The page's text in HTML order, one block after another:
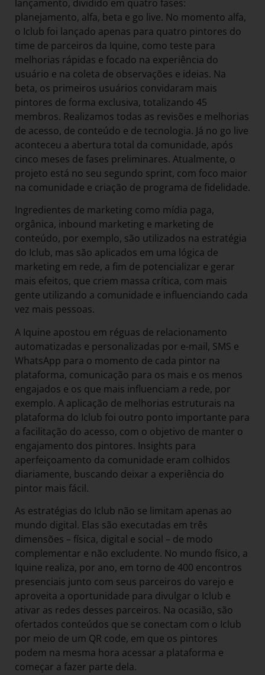
lançamento, dividido em quatro fases:
planejamento, alfa, beta e go live. No momento alfa,
o Iclub foi lançado apenas para quatro pintores do
time de parceiros da Iquine, como teste para
melhorias rápidas e focado na experiência do
usuário e na coleta de observações e ideias. Na
beta, os primeiros usuários convidaram mais
pintores de forma exclusiva, totalizando 45
membros. Realizamos todas as revisões e melhorias
de acesso, de conteúdo e de tecnologia. Já no go live
aconteceu a abertura total da comunidade, após
cinco meses de fases preliminares. Atualmente, o
projeto está no seu segundo sprint, com foco maior
na comunidade e criação de programa de fidelidade.
Ingredientes de marketing como mídia paga,
orgânica, inbound marketing e marketing de
conteúdo, por exemplo, são utilizados na estratégia
do Iclub, mas são aplicados em uma lógica de
marketing em rede, a fim de potencializar e gerar
mais efeitos, que criem massa crítica, com mais
gente utilizando a comunidade e influenciando cada
vez mais pessoas.
A Iquine apostou em réguas de relacionamento
automatizadas e personalizadas por e-mail, SMS e
WhatsApp para o momento de cada pintor na
plataforma, comunicação para os mais e os menos
engajados e os que mais influenciam a rede, por
exemplo. A aplicação de melhorias estruturais na
plataforma do Iclub foi outro ponto importante para
a facilitação do acesso, com o objetivo de manter o
engajamento dos pintores. Insights para
aperfeiçoamento da comunidade eram colhidos
diariamente, buscando deixar a experiência do
pintor mais fácil.
As estratégias do Iclub não se limitam apenas ao
mundo digital. Elas são executadas em três
dimensões – física, digital e social – de modo
complementar e não excludente. No mundo físico, a
Iquine realiza, por ano, em torno de 400 encontros
presenciais junto com seus parceiros do varejo e
aproveita a oportunidade para divulgar o Iclub e
ativar as redes desses parceiros. Na ocasião, são
ofertados conteúdos que se conectam com o Iclub
por meio de um QR code, em que os pintores
podem na mesma hora acessar a plataforma e
começar a fazer parte dela.